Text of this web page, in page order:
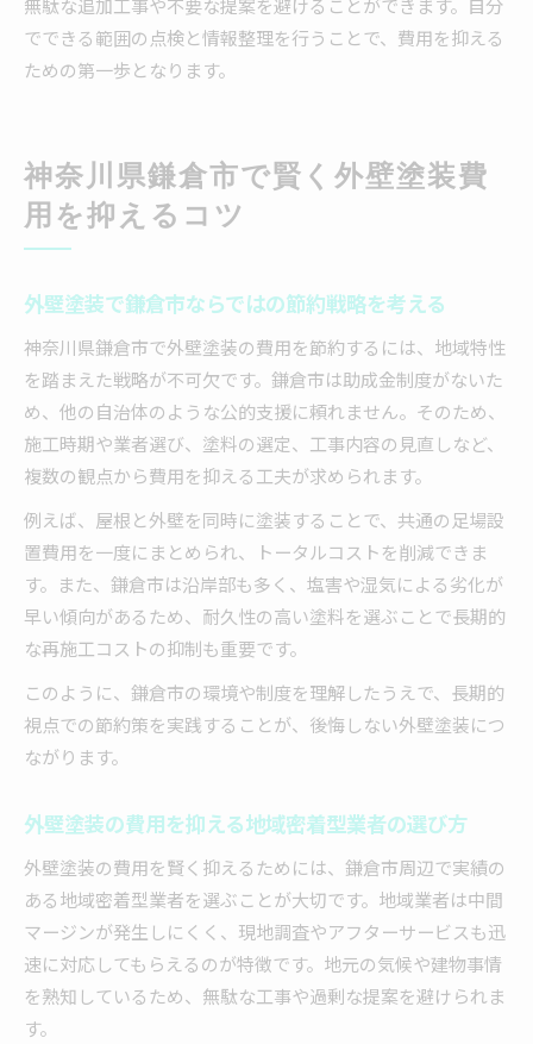
無駄な追加工事や不要な提案を避けることができます。自分
でできる範囲の点検と情報整理を行うことで、費用を抑える
ための第一歩となります。
神奈川県鎌倉市で賢く外壁塗装費
用を抑えるコツ
外壁塗装で鎌倉市ならではの節約戦略を考える
神奈川県鎌倉市で外壁塗装の費用を節約するには、地域特性
を踏まえた戦略が不可欠です。鎌倉市は助成金制度がないた
め、他の自治体のような公的支援に頼れません。そのため、
施工時期や業者選び、塗料の選定、工事内容の見直しなど、
複数の観点から費用を抑える工夫が求められます。
例えば、屋根と外壁を同時に塗装することで、共通の足場設
置費用を一度にまとめられ、トータルコストを削減できま
す。また、鎌倉市は沿岸部も多く、塩害や湿気による劣化が
早い傾向があるため、耐久性の高い塗料を選ぶことで長期的
な再施工コストの抑制も重要です。
このように、鎌倉市の環境や制度を理解したうえで、長期的
視点での節約策を実践することが、後悔しない外壁塗装につ
ながります。
外壁塗装の費用を抑える地域密着型業者の選び方
外壁塗装の費用を賢く抑えるためには、鎌倉市周辺で実績の
ある地域密着型業者を選ぶことが大切です。地域業者は中間
マージンが発生しにくく、現地調査やアフターサービスも迅
速に対応してもらえるのが特徴です。地元の気候や建物事情
を熟知しているため、無駄な工事や過剰な提案を避けられま
す。